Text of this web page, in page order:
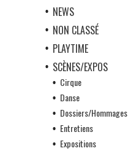
NEWS
NON CLASSÉ
PLAYTIME
SCÈNES/EXPOS
Cirque
Danse
Dossiers/Hommages
Entretiens
Expositions